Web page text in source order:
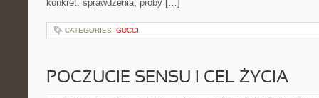
konkret: sprawdzenia, próby […]
CATEGORIES: GUCCI
POCZUCIE SENSU I CEL ŻYCIA